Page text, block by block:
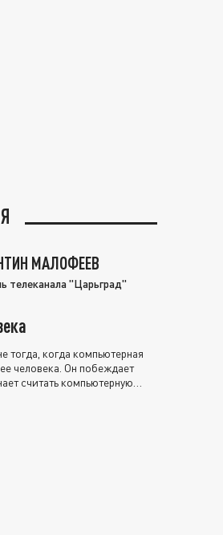
МАЛОФЕЕВ
телеканала "Царьград"
тогда, когда компьютерная
человека. Он побеждает
считать компьютерную